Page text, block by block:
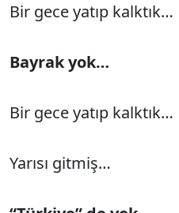
Bir gece yatıp kalktık…
Bayrak yok…
Bir gece yatıp kalktık…
Yarısı gitmiş…